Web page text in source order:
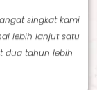
singkat kami
lebih lanjut satu
dua tahun lebih